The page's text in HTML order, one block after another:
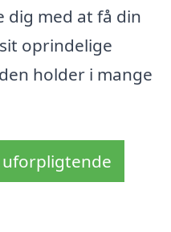
med at få din
oprindelige
holder i mange
uforpligtende